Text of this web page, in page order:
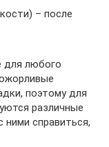
– после
для любого
поэтому для
различные
справиться,